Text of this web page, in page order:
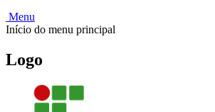
Menu
Início do menu principal
Logo